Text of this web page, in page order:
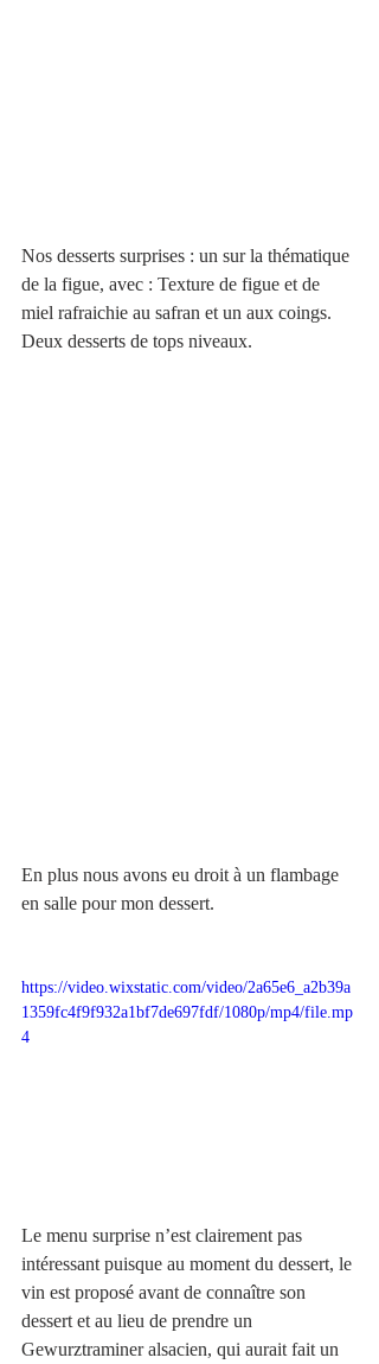
Nos desserts surprises : un sur la thématique
de la figue, avec : Texture de figue et de
miel rafraichie au safran et un aux coings.
Deux desserts de tops niveaux.
En plus nous avons eu droit à un flambage
en salle pour mon dessert.
https://video.wixstatic.com/video/2a65e6_a2b39a
1359fc4f9f932a1bf7de697fdf/1080p/mp4/file.mp
4
Le menu surprise n’est clairement pas
intéressant puisque au moment du dessert, le
vin est proposé avant de connaître son
dessert et au lieu de prendre un
Gewurztraminer alsacien, qui aurait fait un